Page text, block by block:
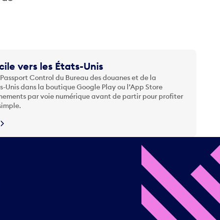
vers les États-Unis
Control du Bureau des douanes et de la
dans la boutique Google Play ou l’App Store
par voie numérique avant de partir pour profiter